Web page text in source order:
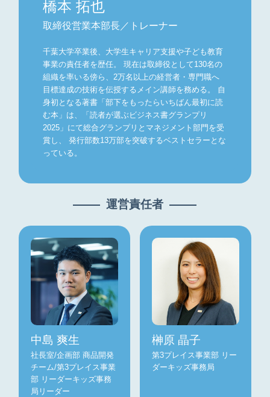
橋本 拓也
取締役営業本部長／トレーナー
千葉大学卒業後、大学生キャリア支援や子ども教育
事業の責任者を歴任。 現在は取締役として130名の
組織を率いる傍ら、2万名以上の経営者・専門職へ
目標達成の技術を伝授するメイン講師を務める。 自
身初となる著書「部下をもったらいちばん最初に読
む本」は、「読者が選ぶビジネス書グランプリ
2025」にて総合グランプリとマネジメント部門を受
賞し、 発行部数13万部を突破するベストセラーとな
っている。
運営責任者
中島 爽生
社長室/企画部 商品開発
チーム/第3プレイス事業
部 リーダーキッズ事務
局リーダー
榊原 晶子
第3プレイス事業部 リー
ダーキッズ事務局